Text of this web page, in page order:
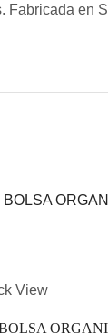
Fabricada en
View